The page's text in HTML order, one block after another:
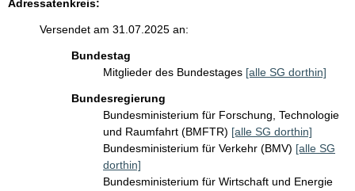
Adressatenkreis:
Versendet am 31.07.2025 an:
Bundestag
Mitglieder des Bundestages [alle SG dorthin]
Bundesregierung
Bundesministerium für Forschung, Technologie
und Raumfahrt (BMFTR) [alle SG dorthin]
Bundesministerium für Verkehr (BMV) [alle SG
dorthin]
Bundesministerium für Wirtschaft und Energie